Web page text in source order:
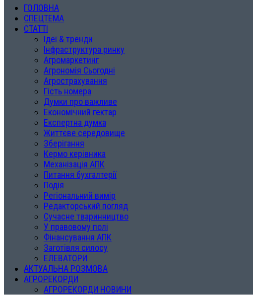
ГОЛОВНА
СПЕЦТЕМА
СТАТТІ
Ідеї & тренди
Інфраструктура ринку
Агромаркетинг
Агрономія Сьогодні
Агрострахування
Гість номера
Думки про важливе
Економічний гектар
Експертна думка
Життєве середовище
Зберігання
Кермо керівника
Механізація АПК
Питання бухгалтерії
Подія
Регіональний вимір
Редакторський погляд
Сучасне тваринництво
У правовому полі
Фінансування АПК
Заготівля силосу
ЕЛЕВАТОРИ
АКТУАЛЬНА РОЗМОВА
АГРОРЕКОРДИ
АГРОРЕКОРДИ НОВИНИ